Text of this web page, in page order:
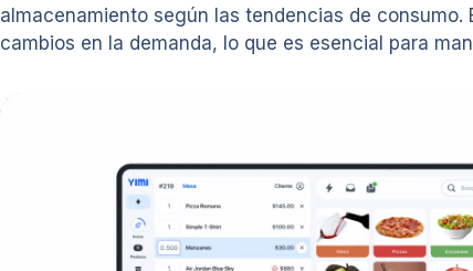
almacenamiento según las tendencias de
cambios en la demanda, lo que es esencial para